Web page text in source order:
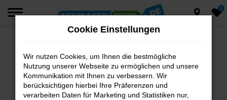
Zum
0
Fehler: Network Error
Beim Laden ist ein Fehler aufgetreten.
Hier sind ein paar Tipps, die dir helfen können:
Cookie Einstellungen
Wir nutzen Cookies, um Ihnen die bestmögliche
Nutzung unserer Webseite zu ermöglichen und unsere
Kommunikation mit Ihnen zu verbessern. Wir
berücksichtigen hierbei Ihre Präferenzen und
verarbeiten Daten für Marketing und Statistiken nur,